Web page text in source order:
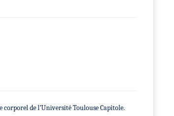
de l’Université Toulouse Capitole.